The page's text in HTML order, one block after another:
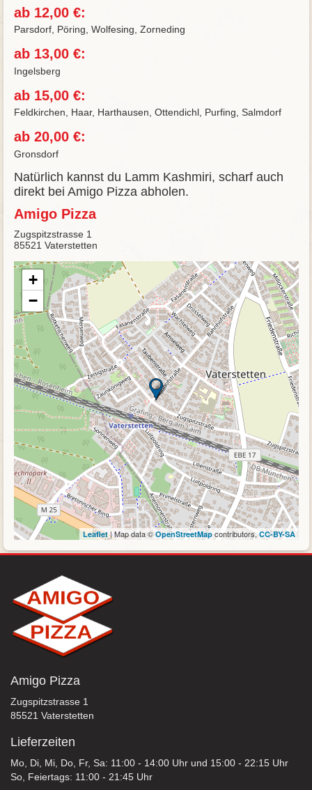
ab 12,00 €:
Parsdorf, Pöring, Wolfesing, Zorneding
ab 13,00 €:
Ingelsberg
ab 15,00 €:
Feldkirchen, Haar, Harthausen, Ottendichl, Purfing, Salmdorf
ab 20,00 €:
Gronsdorf
Natürlich kannst du Lamm Kashmiri, scharf auch
direkt bei Amigo Pizza abholen.
Amigo Pizza
Zugspitzstrasse 1
85521 Vaterstetten
+
−
Leaflet| Map data © OpenStreetMapcontributors,CC-BY-SA
Amigo Pizza
Zugspitzstrasse 1
85521 Vaterstetten
Lieferzeiten
Mo, Di, Mi, Do, Fr, Sa: 11:00 - 14:00 Uhr und 15:00 - 22:15 Uhr
So, Feiertags: 11:00 - 21:45 Uhr